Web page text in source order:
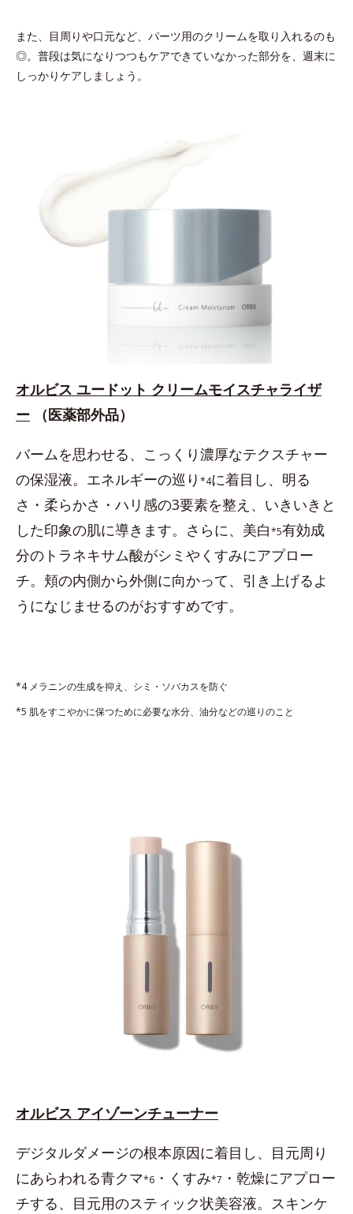
また、目周りや口元など、パーツ用のクリームを取り入れるのも
◎。普段は気になりつつもケアできていなかった部分を、週末に
しっかりケアしましょう。
オルビス ユードット クリームモイスチャライザ
ー （医薬部外品）
バームを思わせる、こっくり濃厚なテクスチャー
の保湿液。エネルギーの巡り *4に着目し、明る
さ・柔らかさ・ハリ感の3要素を整え、いきいきと
した印象の肌に導きます。さらに、美白*5有効成
分のトラネキサム酸がシミやくすみにアプロー
チ。頬の内側から外側に向かって、引き上げるよ
うになじませるのがおすすめです。
*4 メラニンの生成を抑え、シミ・ソバカスを防ぐ
*5 肌をすこやかに保つために必要な水分、油分などの巡りのこと
オルビス アイゾーンチューナー
デジタルダメージの根本原因に着目し、目元周り
にあらわれる青クマ*6 ・くすみ*7 ・乾燥にアプロー
チする、目元用のスティック状美容液。スキンケ